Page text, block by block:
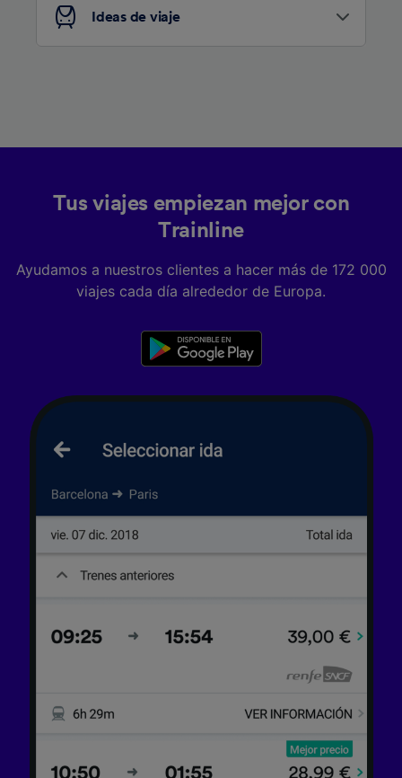
Ideas de viaje
Tus viajes empiezan mejor con
Trainline
Ayudamos a nuestros clientes a hacer más de 172 000
viajes cada día alrededor de Europa.